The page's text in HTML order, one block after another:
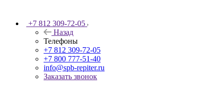
+7 812 309-72-05
Назад
Телефоны
+7 812 309-72-05
+7 800 777-51-40
info@spb-repiter.ru
Заказать звонок